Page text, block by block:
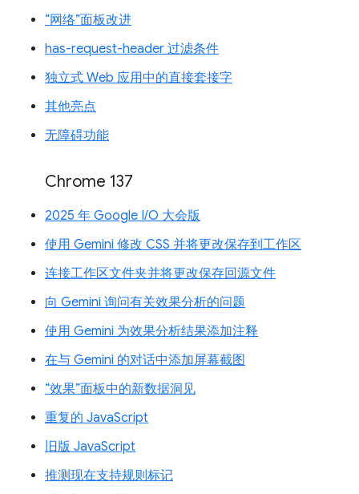
“网络”面板改进
has-request-header 过滤条件
独立式 Web 应用中的直接套接字
其他亮点
无障碍功能
Chrome 137
2025 年 Google I/O 大会版
使用 Gemini 修改 CSS 并将更改保存到工作区
连接工作区文件夹并将更改保存回源文件
向 Gemini 询问有关效果分析的问题
使用 Gemini 为效果分析结果添加注释
在与 Gemini 的对话中添加屏幕截图
“效果”面板中的新数据洞见
重复的 JavaScript
旧版 JavaScript
推测现在支持规则标记